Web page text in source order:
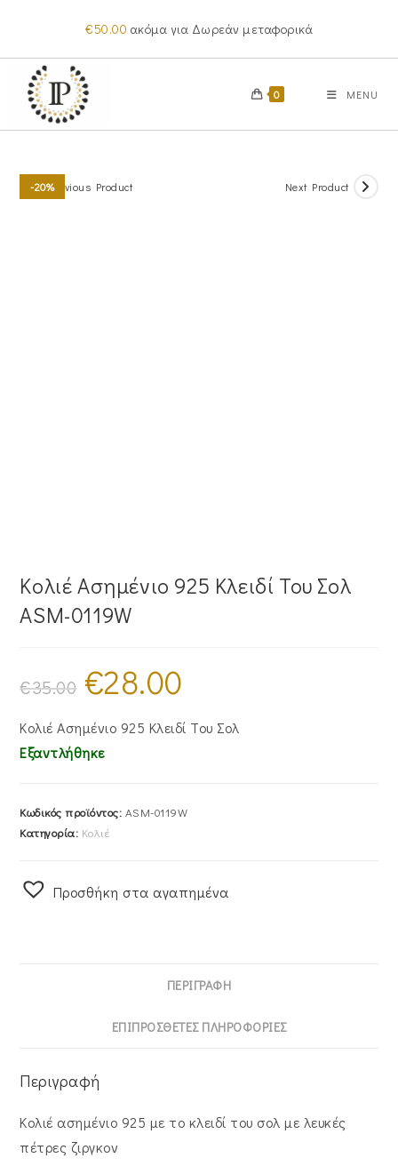
content
€50.00 ακόμα για Δωρεάν μεταφορικά
0 MENU
-20%Previous Product Next Product
Κολιέ Ασημένιο 925 Κλειδί Του Σολ
ASM-0119W
€35.00
Original
price
was:
€28.00
€28.00.
Κολιέ Ασημένιο 925 Κλειδί Του Σολ
Εξαντλήθηκε
Κωδικός προϊόντος: ASM-0119W
Κατηγορία: Κολιέ
Προσθήκη στα αγαπημένα
ΠΕΡΙΓΡΑΦΉ
ΕΠΙΠΡΌΣΘΕΤΕΣ ΠΛΗΡΟΦΟΡΊΕΣ
Περιγραφή
Κολιέ ασημένιο 925 με το κλειδί του σολ με λευκές
πέτρες ζιργκον